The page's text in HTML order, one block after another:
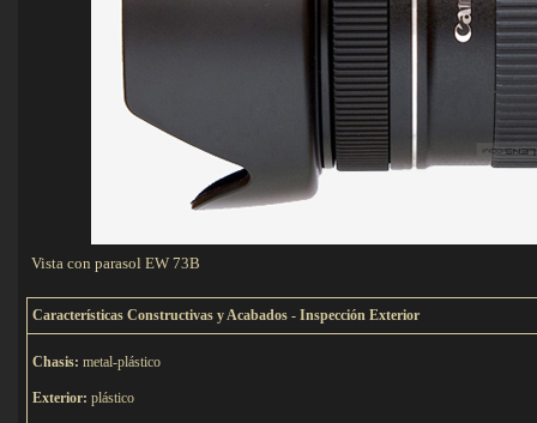
Vista con parasol EW 73B
Características Constructivas y Acabados - Inspección Exterior
Chasis: metal-plástico
Exterior: plástico